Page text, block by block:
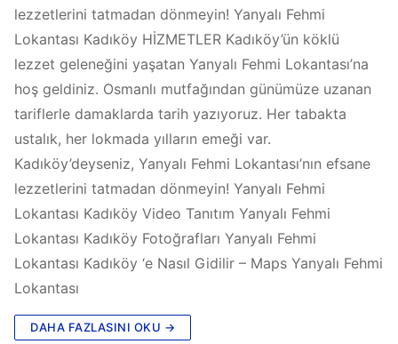
lezzetlerini tatmadan dönmeyin! Yanyalı Fehmi
Lokantası Kadıköy HİZMETLER Kadıköy’ün köklü
lezzet geleneğini yaşatan Yanyalı Fehmi Lokantası’na
hoş geldiniz. Osmanlı mutfağından günümüze uzanan
tariflerle damaklarda tarih yazıyoruz. Her tabakta
ustalık, her lokmada yılların emeği var.
Kadıköy’deyseniz, Yanyalı Fehmi Lokantası’nın efsane
lezzetlerini tatmadan dönmeyin! Yanyalı Fehmi
Lokantası Kadıköy Video Tanıtım Yanyalı Fehmi
Lokantası Kadıköy Fotoğrafları Yanyalı Fehmi
Lokantası Kadıköy ‘e Nasıl Gidilir – Maps Yanyalı Fehmi
Lokantası
DAHA FAZLASINI OKU →